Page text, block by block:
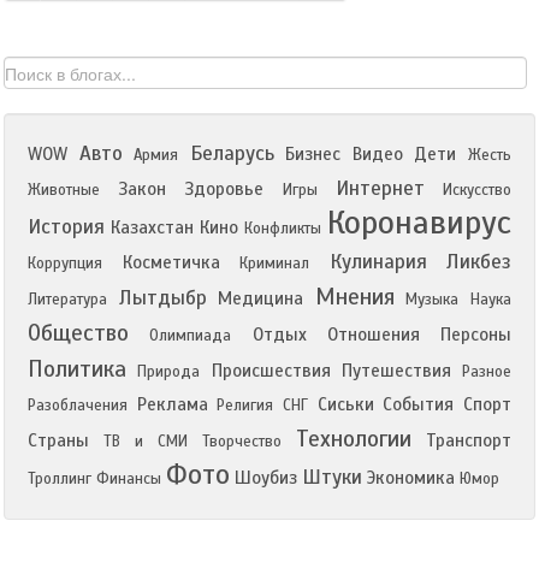
WOW Авто Армия Беларусь Бизнес Видео Дети
Жесть
Животные
Закон Здоровье Игры Интернет Искусство
История Казахстан Кино Конфликты Коронавирус
Коррупция Косметичка Криминал Кулинария Ликбез
Литература Лытдыбр Медицина Мнения Музыка Наука
Общество Олимпиада Отдых Отношения Персоны
Политика Природа Происшествия Путешествия
Разное
Разоблачения
Реклама Религия СНГ Сиськи События Спорт
Страны
ТВ и СМИ Творчество Технологии Транспорт
Троллинг Финансы Фото Шоубиз Штуки Экономика Юмор